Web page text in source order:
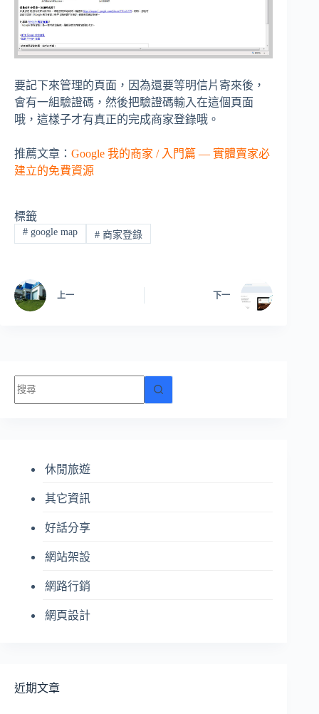
要記下來管理的頁面，因為還要等明信片寄來後，
會有一組驗證碼，然後把驗證碼輸入在這個頁面
哦，這樣子才有真正的完成商家登錄哦。
推薦文章： Google 我的商家 / 入門篇 — 實體賣家必
建立的免費資源
標籤
#google map #商家登錄
上一 下一
找
不
休閒旅遊
其它資訊
好話分享
網站架設
網路行銷
網頁設計
近期文章